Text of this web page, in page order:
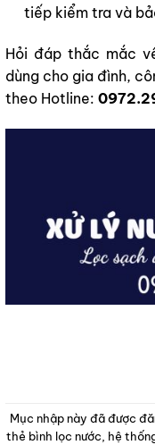
tiếp kiểm tra và
Hỏi đáp thắc mắc
dùng cho gia đình,
theo Hotline:
Mục nhập này đã được
thẻ bình lọc nước, hệ